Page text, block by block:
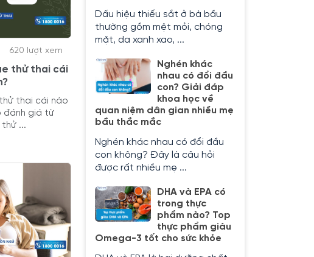
620 lượt xem
thử thai cái
thai cái nào
đánh giá từ
...
Dấu hiệu thiếu sắt ở bà bầu
thường gồm mệt mỏi, chóng
mặt, da xanh xao, ...
Nghén khác
nhau có đổi đầu
con? Giải đáp
khoa học về
quan niệm dân gian nhiều mẹ
bầu thắc mắc
Nghén khác nhau có đổi đầu
con không? Đây là câu hỏi
được rất nhiều mẹ ...
DHA và EPA có
trong thực
phẩm nào? Top
thực phẩm giàu
Omega-3 tốt cho sức khỏe